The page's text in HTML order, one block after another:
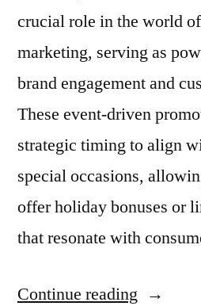
crucial role in the world
marketing, serving as
brand engagement and
These event-driven
strategic timing to align
special occasions,
offer holiday bonuses or
that resonate with
Continue reading